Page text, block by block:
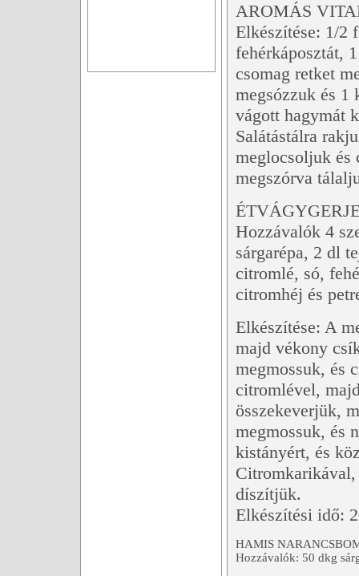
AROMÁS
Elkészítése: 1/2
fehérkáposztát,
csomag retket
megsózzuk és 1
vágott hagymát
Salátástálra
meglocsoljuk és
megszórva
Hozzávalók 4
sárgarépa, 2 dl
citromlé, só,
citromhéj és
Elkészítése: A
majd vékony
megmossuk, és
citromlével,
összekeverjük,
megmossuk, és
kistányért, és
díszítjük.
Elkészítési idő:
HAMIS
Hozzávalók: 50 dkg